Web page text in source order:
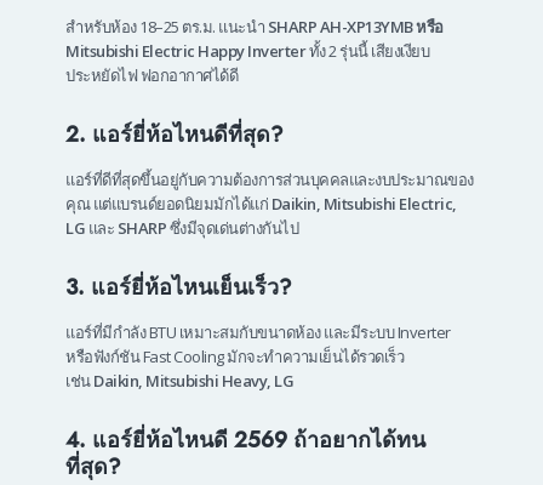
สำหรับห้อง 18–25 ตร.ม. แนะนำ SHARP AH-XP13YMB หรือ
Mitsubishi Electric Happy Inverterทั้ง 2 รุ่นนี้ เสียงเงียบ
ประหยัดไฟ ฟอกอากาศได้ดี
2. แอร์ยี่ห้อไหนดีที่สุด?
แอร์ที่ดีที่สุดขึ้นอยู่กับความต้องการส่วนบุคคลและงบประมาณของ
คุณ แต่แบรนด์ยอดนิยมมักได้แก่ Daikin, Mitsubishi Electric,
LG และ SHARPซึ่งมีจุดเด่นต่างกันไป
3. แอร์ยี่ห้อไหนเย็นเร็ว?
แอร์ที่มีกำลัง BTU เหมาะสมกับขนาดห้อง และมีระบบ Inverter
หรือฟังก์ชัน Fast Cooling มักจะทำความเย็นได้รวดเร็ว
เช่นDaikin, Mitsubishi Heavy, LG
4. แอร์ยี่ห้อไหนดี 2569 ถ้าอยากได้ทน
ที่สุด?